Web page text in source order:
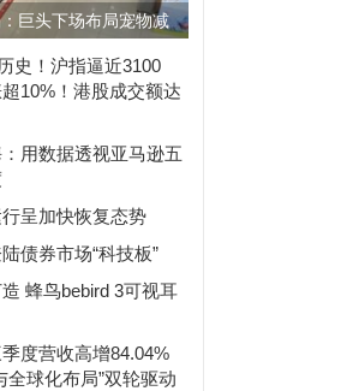
巨头下场布局宠物减
史！沪指逼近3100
10%！港股成交额达
用数据透视亚马逊五
呈加快恢复态势
债券市场“科技板”
蜂鸟bebird 3可视耳
度营收高增84.04%
全球化布局”双轮驱动